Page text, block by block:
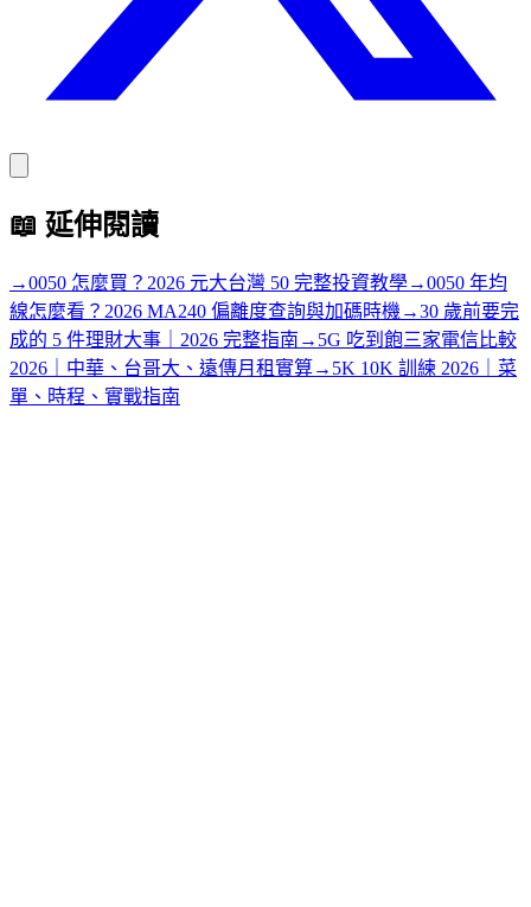
📖 延伸閱讀
→0050 怎麼買？2026 元大台灣 50 完整投資教學→0050 年均
線怎麼看？2026 MA240 偏離度查詢與加碼時機 →30 歲前要完
成的 5 件理財大事｜2026 完整指南 → 5G 吃到飽三家電信比較
2026｜中華、台哥大、遠傳月租實算→ 5K 10K 訓練 2026｜菜
單、時程、實戰指南